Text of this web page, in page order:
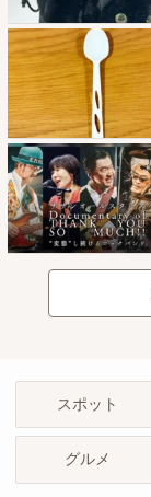
スポット
グルメ